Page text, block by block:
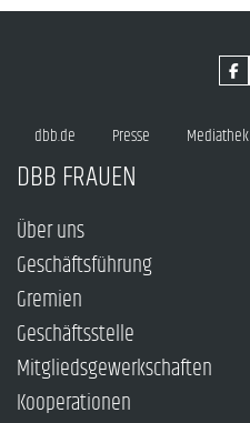
dbb.de Presse Mediathek
DBB FRAUEN
Über uns
Geschäftsführung
Gremien
Geschäftsstelle
Mitgliedsgewerkschaften
Kooperationen